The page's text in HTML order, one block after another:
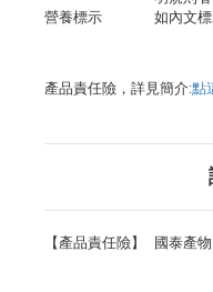
營養標示
如內文
產品責任險，詳見簡介:點
【產品責任險】 國泰產